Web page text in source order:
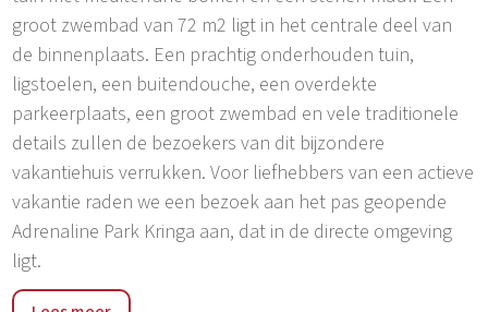
groot zwembad van 72 m2 ligt in het centrale deel van
de binnenplaats. Een prachtig onderhouden tuin,
ligstoelen, een buitendouche, een overdekte
parkeerplaats, een groot zwembad en vele traditionele
details zullen de bezoekers van dit bijzondere
vakantiehuis verrukken. Voor liefhebbers van een actieve
vakantie raden we een bezoek aan het pas geopende
Adrenaline Park Kringa aan, dat in de directe omgeving
ligt.
Villa Kata San Lorenzo ligt op 15 km van de toeristische